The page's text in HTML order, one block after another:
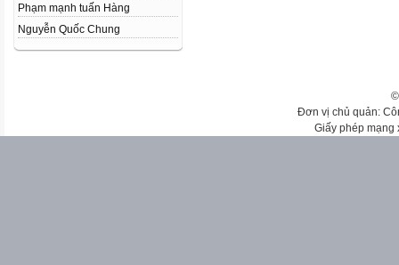
Phạm mạnh tuấn Hàng
Nguyễn Quốc Chung
Đơn vị chủ quản:
Giấy phép mạng